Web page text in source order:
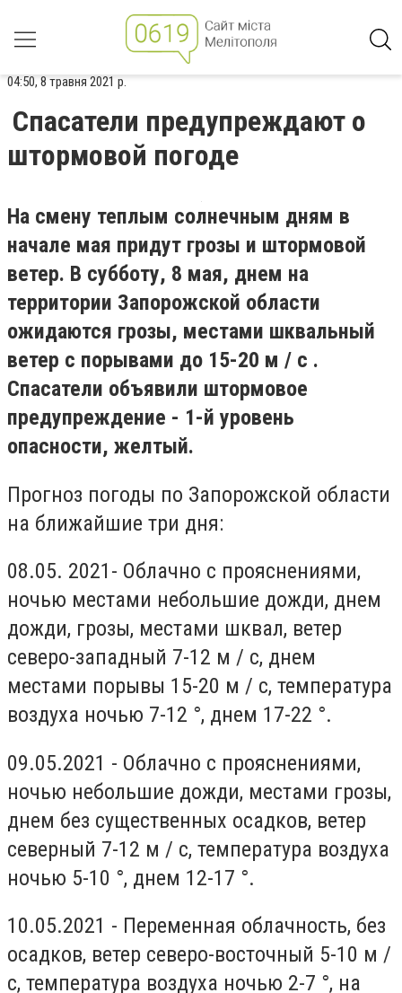
04:50, 8 травня 2021 р.
Спасатели предупреждают о
штормовой погоде
На смену теплым солнечным дням в
начале мая придут грозы и штормовой
ветер. В субботу, 8 мая, днем на
территории Запорожской области
ожидаются грозы, местами шквальный
ветер с порывами до 15-20 м / с .
Спасатели объявили штормовое
предупреждение - 1-й уровень
опасности, желтый.
Прогноз погоды по Запорожской области
на ближайшие три дня:
08.05. 2021- Облачно с прояснениями,
ночью местами небольшие дожди, днем ​​
дожди, грозы, местами шквал, ветер
северо-западный 7-12 м / с, днем ​​
местами порывы 15-20 м / с, температура
воздуха ночью 7-12 °, днем ​​17-22 °.
09.05.2021 - Облачно с прояснениями,
ночью небольшие дожди, местами грозы,
днем ​​без существенных осадков, ветер
северный 7-12 м / с, температура воздуха
ночью 5-10 °, днем ​​12-17 °.
10.05.2021 - Переменная облачность, без
осадков, ветер северо-восточный 5-10 м /
с, температура воздуха ночью 2-7 °, на